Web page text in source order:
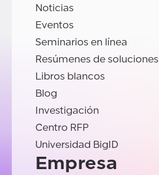
Noticias
Eventos
Seminarios en línea
Resúmenes de soluciones
Libros blancos
Blog
Investigación
Centro RFP
Universidad BigID
Empresa